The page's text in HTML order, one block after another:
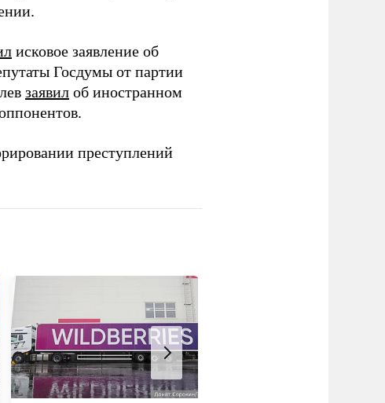
исковое заявление об
Госдумы от партии
заявил об иностранном
преступлений